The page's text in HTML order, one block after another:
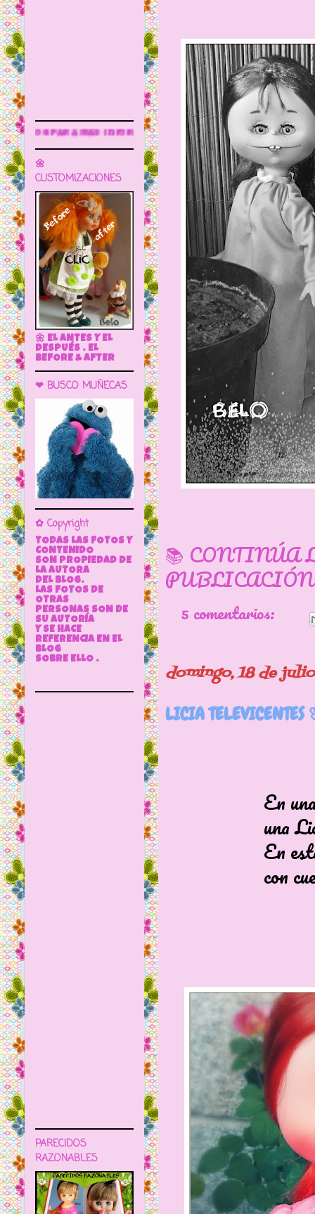
📚 CONTINÚA
5 comentarios:
domingo, 18 de
LICIA TELEVICENTES
En una
una Licia
En esta
con cuerpo
🌼
CUSTOMIZACIONES
🌼 EL ANTES Y EL
DESPUÉS . EL
BEFORE & AFTER
❤ BUSCO MUÑECAS
✿ Copyright
TODAS LAS FOTOS Y
CONTENIDO
SON PROPIEDAD DE
LA AUTORA
DEL BLOG.
LAS FOTOS DE
OTRAS
PERSONAS SON DE
SU AUTORÍA
Y SE HACE
REFERENCIA EN EL
BLOG
SOBRE ELLO .
PARECIDOS
RAZONABLES